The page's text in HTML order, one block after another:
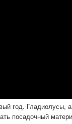
год. Гладиолусы,
посадочный